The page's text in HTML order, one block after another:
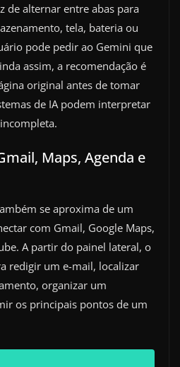
de alternar entre abas para
tela, bateria ou
pode pedir ao Gemini que
assim, a recomendação é
original antes de tomar
de IA podem interpretar
Maps, Agenda e
se aproxima de um
com Gmail, Google Maps,
A partir do painel lateral, o
redigir um e-mail, localizar
organizar um
os principais pontos de um